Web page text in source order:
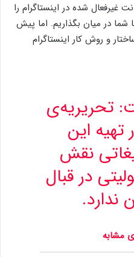
غیرفعال شده در اینستاگرام را
شما در میان بگذاریم. اما پیش
و روش کار اینستاگرام
تحریریه‌ی
تهیه‌ این
نقش
در قبال
مشابه